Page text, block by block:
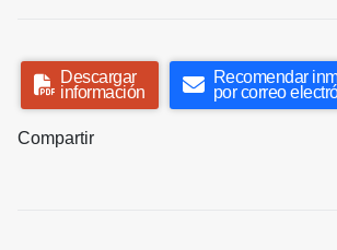
Descargar
información
Recomendar
por correo
Compartir